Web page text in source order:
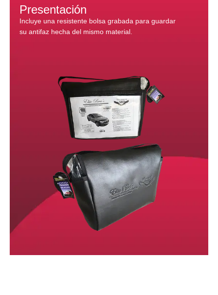
Presentación
Incluye una resistente bolsa grabada para guardar
su antifaz hecha del mismo material.